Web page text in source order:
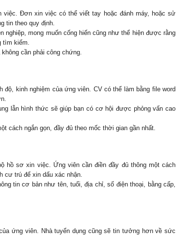
Đơn xin việc có thể viết tay hoặc đánh máy, hoặc sử
tin theo quy định.
mong muốn cống hiến cũng như thể hiện được rằng
tìm kiếm.
cần phải công chứng.
kinh nghiệm của ứng viên. CV có thể làm bằng file word
lẫn hình thức sẽ giúp bạn có cơ hội được phỏng vấn cao
cách ngắn gọn, đầy đủ theo mốc thời gian gần nhất.
sơ xin việc. Ứng viên cần điền đầy đủ thông một cách
cư trú để xin dấu xác nhận.
tin cơ bản như tên, tuổi, địa chỉ, số điện thoại, bằng cấp,
ứng viên. Nhà tuyển dụng cũng sẽ tin tưởng hơn về sức